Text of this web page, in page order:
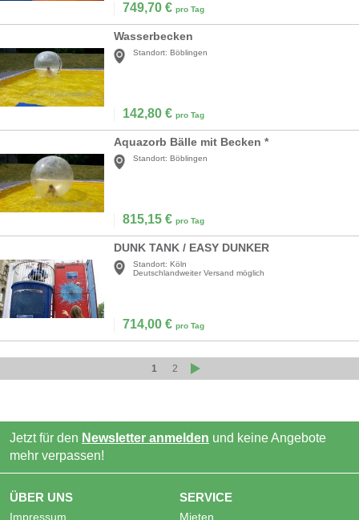
749,70 € pro Tag
Wasserbecken
Standort: Böblingen
142,80 € pro Tag
Aquazorb Bälle mit Becken *
Standort: Böblingen
815,15 € pro Tag
DUNK TANK / EASY DUNKER
Standort: Köln
Deutschlandweiter Versand möglich
714,00 € pro Tag
1 2
Jetzt für den Newsletter anmelden und keine Angebote
mehr verpassen!
ÜBER UNS
Impressum
SERVICE
Mieten